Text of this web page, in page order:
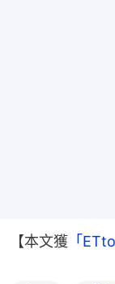
【本文獲 「